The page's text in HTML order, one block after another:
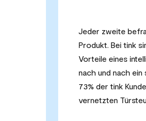
Jeder zweite
Produkt. Bei tink
Vorteile eines
nach und nach ein
73% der tink
vernetzten